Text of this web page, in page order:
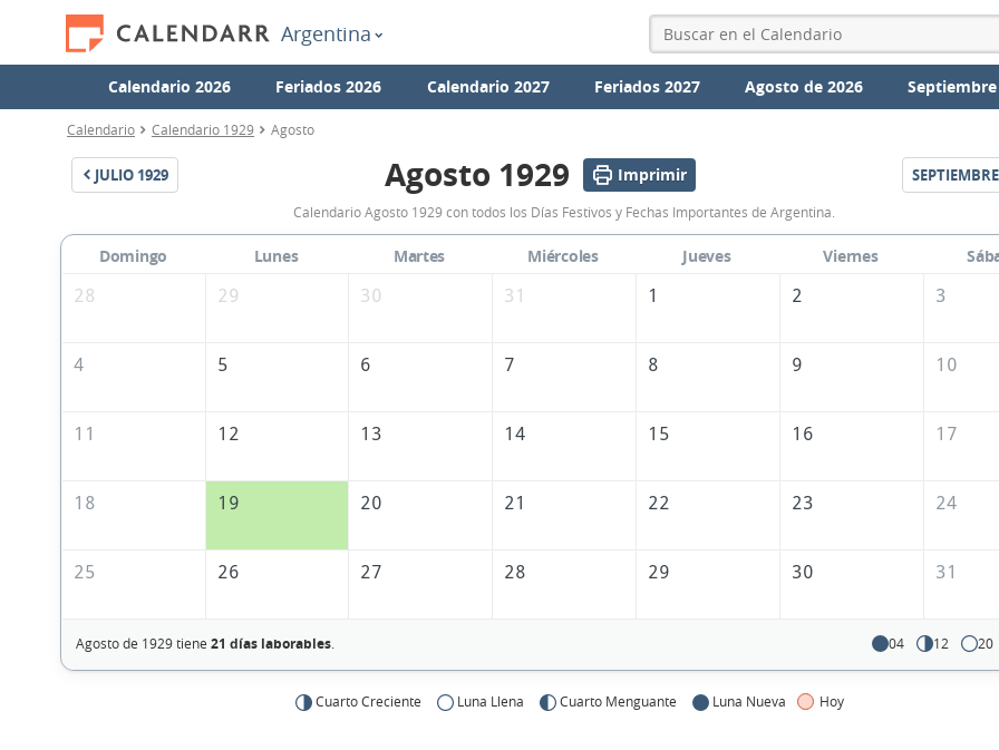
Argentina
Calendario 2026 Feriados 2026 Calendario 2027 Feriados 2027 Agosto de 2026
Calendario Calendario 1929 Agosto
JULIO 1929
Calendario
Agosto
1929
Argentina
Agosto 1929 Imprimir SEPTIEMBRE
Calendario Agosto 1929 con todos los Días Festivos y Fechas Importantes de Argentina.
Domingo Lunes Martes Miércoles Jueves Viernes
28
29 30 31 1 2 3
4 5 6 7 8 9 10
11 12 13 14 15 16 17
18 19 20 21 22 23 24
25 26 27 28 29 30 31
Agosto de 1929 tiene 21 días laborables. 04 12 20
Cuarto Creciente Luna Llena Cuarto Menguante Luna Nueva Hoy